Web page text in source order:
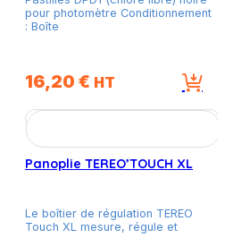
pour photomètre Conditionnement
: Boîte
16,20 € HT
Panoplie TEREO’TOUCH XL
Le boîtier de régulation TEREO
Touch XL mesure, régule et